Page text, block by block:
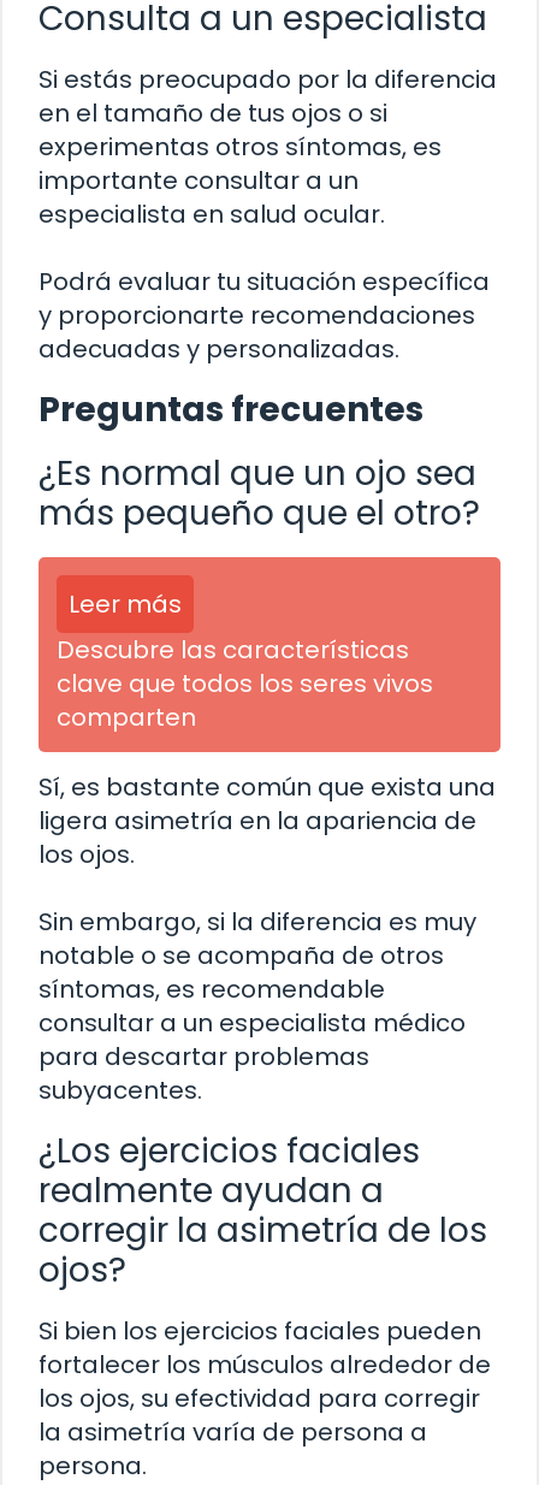
Consulta a un especialista
Si estás preocupado por la diferencia
en el tamaño de tus ojos o si
experimentas otros síntomas, es
importante consultar a un
especialista en salud ocular.
Podrá evaluar tu situación específica
y proporcionarte recomendaciones
adecuadas y personalizadas.
Preguntas frecuentes
¿Es normal que un ojo sea
más pequeño que el otro?
Leer más
Descubre las características
clave que todos los seres vivos
comparten
Sí, es bastante común que exista una
ligera asimetría en la apariencia de
los ojos.
Sin embargo, si la diferencia es muy
notable o se acompaña de otros
síntomas, es recomendable
consultar a un especialista médico
para descartar problemas
subyacentes.
¿Los ejercicios faciales
realmente ayudan a
corregir la asimetría de los
ojos?
Si bien los ejercicios faciales pueden
fortalecer los músculos alrededor de
los ojos, su efectividad para corregir
la asimetría varía de persona a
persona.